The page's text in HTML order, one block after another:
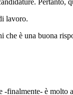
lavoro.
che è una buona
-finalmente- è molto